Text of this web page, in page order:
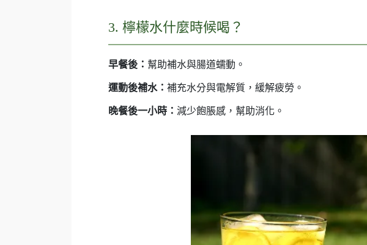
3. 檸檬水什麼時候喝？
早餐後： 幫助補水與腸道蠕動。
運動後補水： 補充水分與電解質，緩解疲勞。
晚餐後一小時： 減少飽脹感，幫助消化。